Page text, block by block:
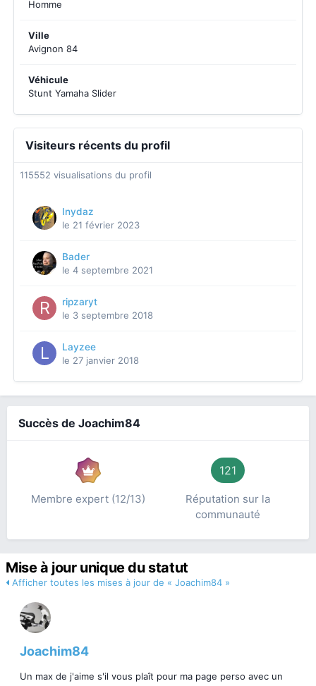
Homme
Ville
Avignon 84
Véhicule
Stunt Yamaha Slider
Visiteurs récents du profil
115552 visualisations du profil
Inydaz
le 21 février 2023
Bader
le 4 septembre 2021
ripzaryt
le 3 septembre 2018
Layzee
le 27 janvier 2018
Succès de Joachim84
Membre expert (12/13)
121
Réputation sur la
communauté
Mise à jour unique du statut
Afficher toutes les mises à jour de « Joachim84 »
Joachim84
Un max de j'aime s'il vous plaît pour ma page perso avec un